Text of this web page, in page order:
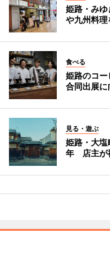
姫路・み
や九州料理
食べる
姫路のコ
合同出展に
見る・遊ぶ
姫路・大
年 店主が